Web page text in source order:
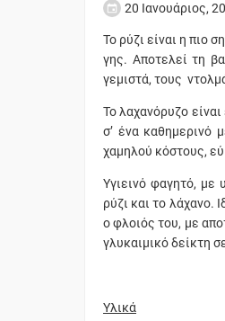
20 Ιανουάριος,
Το ρύζι είναι η πιο
γης. Αποτελεί τη
γεμιστά, τους
Το λαχανόρυζο
σ’ ένα καθημερινό
χαμηλού κόστους,
Υγιεινό φαγητό, με
ρύζι και το λάχανο.
ο φλοιός του, με
γλυκαιμικό δείκτη
Υλικά